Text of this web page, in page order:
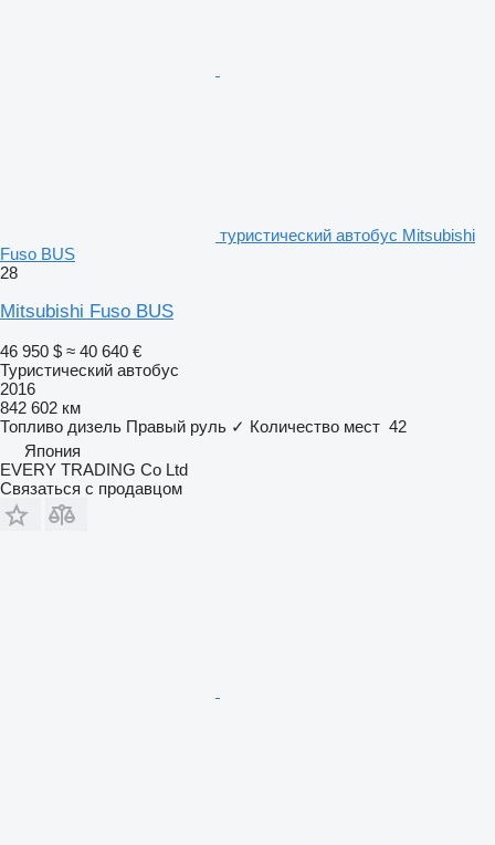
туристический автобус Mitsubishi
Fuso BUS
28
Mitsubishi Fuso BUS
46 950 $ ≈ 40 640 €
Туристический автобус
2016
842 602 км
Топливо дизель Правый руль ✓ Количество мест 42
Япония
EVERY TRADING Co Ltd
Связаться с продавцом